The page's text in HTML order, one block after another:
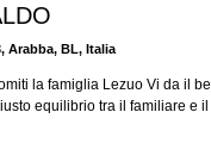
Arabba, BL, Italia
la famiglia Lezuo Vi da il
equilibrio tra il familiare e il